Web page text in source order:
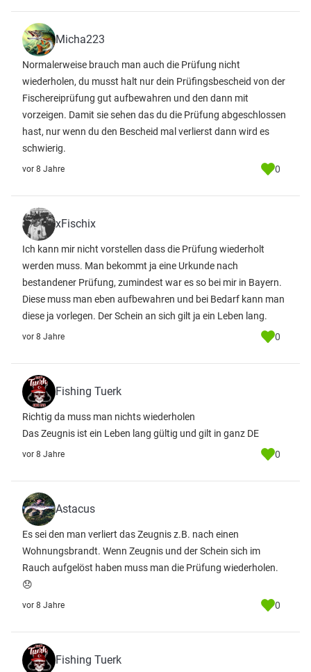
Micha223
Normalerweise brauch man auch die Prüfung nicht
wiederholen, du musst halt nur dein Prüfingsbescheid von der
Fischereiprüfung gut aufbewahren und den dann mit
vorzeigen. Damit sie sehen das du die Prüfung abgeschlossen
hast, nur wenn du den Bescheid mal verlierst dann wird es
schwierig.
vor 8 Jahre 0
xFischix
Ich kann mir nicht vorstellen dass die Prüfung wiederholt
werden muss. Man bekommt ja eine Urkunde nach
bestandener Prüfung, zumindest war es so bei mir in Bayern.
Diese muss man eben aufbewahren und bei Bedarf kann man
diese ja vorlegen. Der Schein an sich gilt ja ein Leben lang.
vor 8 Jahre 0
Fishing Tuerk
Richtig da muss man nichts wiederholen
Das Zeugnis ist ein Leben lang gültig und gilt in ganz DE
vor 8 Jahre 0
Astacus
Es sei den man verliert das Zeugnis z.B. nach einen
Wohnungsbrandt. Wenn Zeugnis und der Schein sich im
Rauch aufgelöst haben muss man die Prüfung wiederholen.
😞
vor 8 Jahre 0
Fishing Tuerk